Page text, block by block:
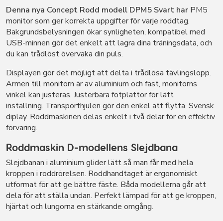
Denna nya Concept Rodd modell DPM5 Svart har PM5
monitor som ger korrekta uppgifter för varje roddtag.
Bakgrundsbelysningen ökar synligheten, kompatibel med
USB-minnen gör det enkelt att lagra dina träningsdata, och
du kan trådlöst övervaka din puls.
Displayen gör det möjligt att delta i trådlösa tävlingslopp.
Armen till monitorn är av aluminium och fast, monitorns
vinkel kan justeras. Justerbara fotplattor för lätt
inställning. Transporthjulen gör den enkel att flytta. Svensk
diplay. ​Roddmaskinen delas enkelt i två delar för en effektiv
förvaring.
Roddmaskin D-modellens Slejdbana
Slejdbanan i aluminium glider lätt så man får med hela
kroppen i roddrörelsen. Roddhandtaget är ergonomiskt
utformat för att ge bättre fäste. Båda modellerna går att
dela för att ställa undan. Perfekt lämpad för att ge kroppen,
hjärtat och lungorna en stärkande omgång.